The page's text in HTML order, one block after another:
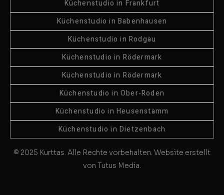
Küchenstudio in Frankfurt
Küchenstudio in Babenhausen
Küchenstudio in Rodgau
Küchenstudio in Rödermark
Küchenstudio in Rödermark
Küchenstudio in Ober-Roden
Küchenstudio in Heusenstamm
Küchenstudio in Dietzenbach
© 2025 Kurttas. Alle Rechte vorbehalten. Website erstellt
von Tutus Media.